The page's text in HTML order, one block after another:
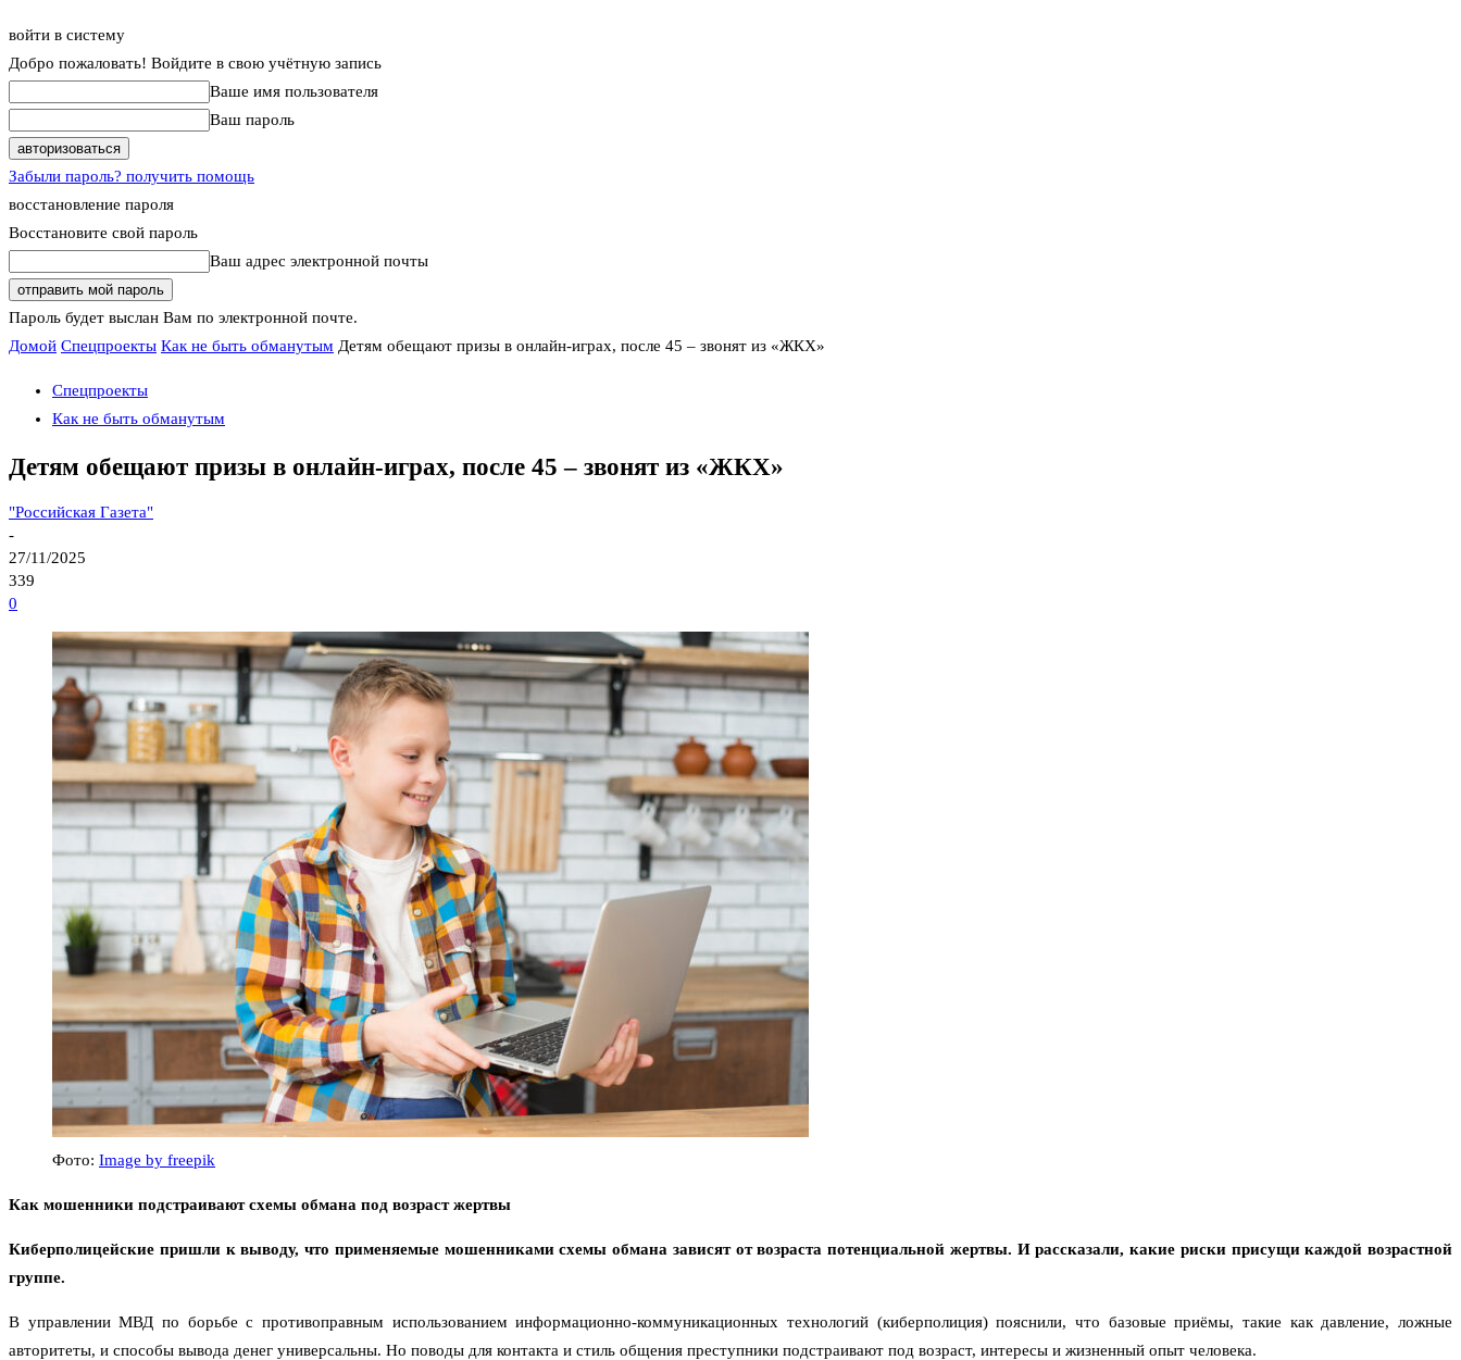
войти в систему
Добро пожаловать! Войдите в свою учётную запись
Ваше имя пользователя
Ваш пароль
Забыли пароль? получить помощь
восстановление пароля
Восстановите свой пароль
Ваш адрес электронной почты
Пароль будет выслан Вам по электронной почте.
Домой Спецпроекты Как не быть обманутым Детям обещают призы в онлайн-играх, после 45 – звонят из «ЖКХ»
Спецпроекты
Как не быть обманутым
Детям обещают призы в онлайн-играх, после 45 – звонят из «ЖКХ»
"Российская Газета"
-
27/11/2025
339
0
Фото: Image by freepik
Как мошенники подстраивают схемы обмана под возраст жертвы
Киберполицейские пришли к выводу, что применяемые мошенниками схемы обмана зависят от возраста потенциальной жертвы. И рассказали, какие риски присущи каждой возрастной
группе.
В управлении МВД по борьбе с противоправным использованием информационно-коммуникационных технологий (киберполиция) пояснили, что базовые приёмы, такие как давление, ложные
авторитеты, и способы вывода денег универсальны. Но поводы для контакта и стиль общения преступники подстраивают под возраст, интересы и жизненный опыт человека.